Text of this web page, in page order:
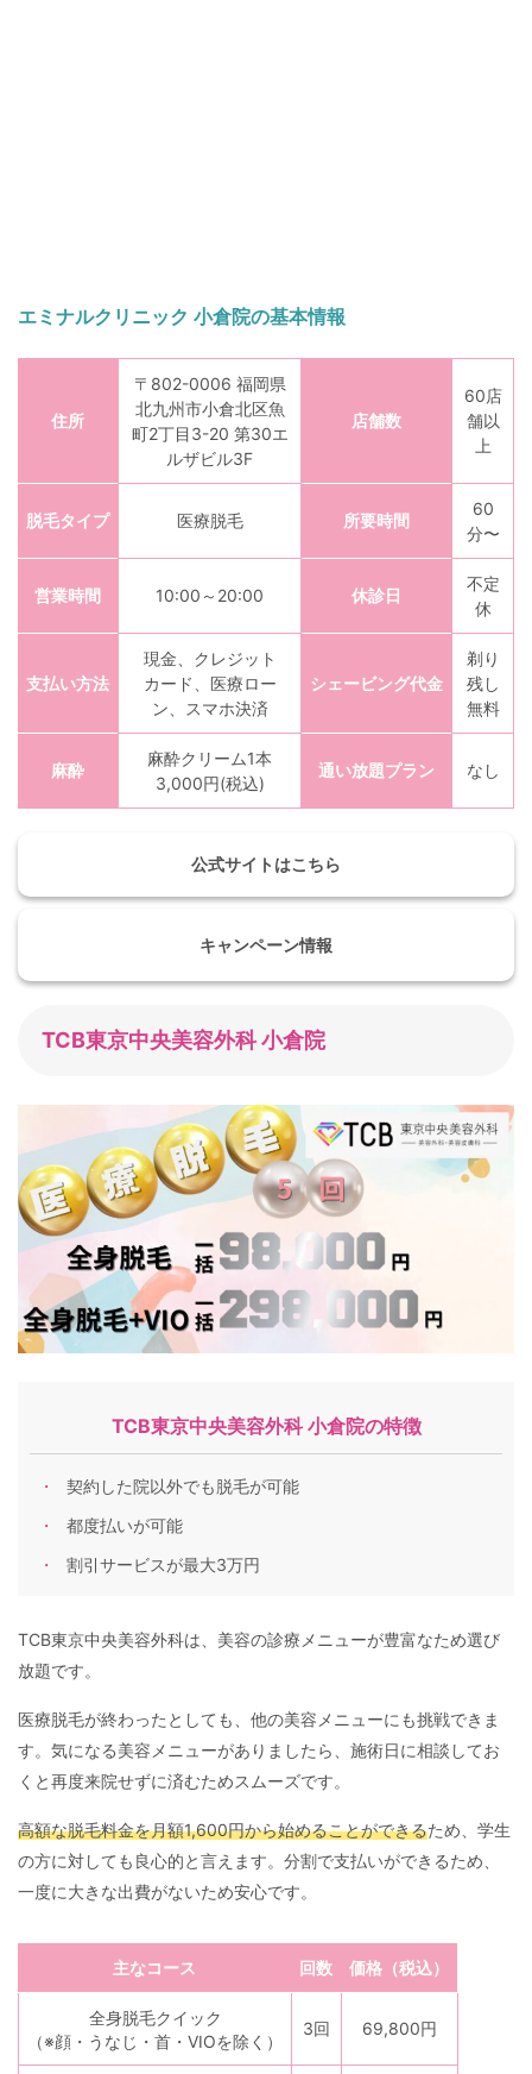
エミナルクリニック 小倉院の基本情報
住所
〒802-0006 福岡県
北九州市小倉北区魚
町2丁目3-20 第30エ
ルザビル3F
店舗数
60店
舗以
上
脱毛タイプ 医療脱毛 所要時間
60
分〜
営業時間 10:00～20:00 休診日
不定
休
支払い方法
現金、クレジット
カード、医療ロー
ン、スマホ決済
シェービング代金
剃り
残し
無料
麻酔
麻酔クリーム1本
3,000円(税込)
通い放題プラン なし
公式サイトはこちら
キャンペーン情報
TCB東京中央美容外科 小倉院
TCB東京中央美容外科 小倉院の特徴
契約した院以外でも脱毛が可能
都度払いが可能
割引サービスが最大3万円
TCB東京中央美容外科は、美容の診療メニューが豊富なため選び
放題です。
医療脱毛が終わったとしても、他の美容メニューにも挑戦できま
す。気になる美容メニューがありましたら、施術日に相談してお
くと再度来院せずに済むためスムーズです。
高額な脱毛料金を月額1,600円から始めることができるため、学生
の方に対しても良心的と言えます。分割で支払いができるため、
一度に大きな出費がないため安心です。
主なコース 回数 価格（税込）
全身脱毛クイック
（※顔・うなじ・首・VIOを除く）
3回 69,800円